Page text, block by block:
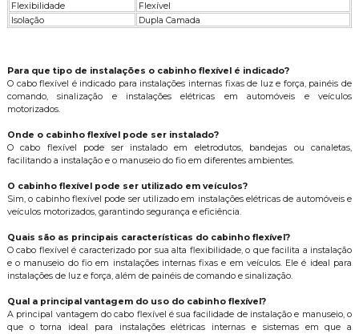
Flexibilidade
Flexível
Isolação
Dupla Camada
Para que tipo de instalações o cabinho flexível é indicado?
O cabo flexível é indicado para instalações internas fixas de luz e força, painéis de
comando, sinalização e instalações elétricas em automóveis e veículos
motorizados.
Onde o cabinho flexível pode ser instalado?
O cabo flexível pode ser instalado em eletrodutos, bandejas ou canaletas,
facilitando a instalação e o manuseio do fio em diferentes ambientes.
O cabinho flexível pode ser utilizado em veículos?
Sim, o cabinho flexível pode ser utilizado em instalações elétricas de automóveis e
veículos motorizados, garantindo segurança e eficiência.
Quais são as principais características do cabinho flexível?
O cabo flexível é caracterizado por sua alta flexibilidade, o que facilita a instalação
e o manuseio do fio em instalações internas fixas e em veículos. Ele é ideal para
instalações de luz e força, além de painéis de comando e sinalização.
Qual a principal vantagem do uso do cabinho flexível?
A principal vantagem do cabo flexível é sua facilidade de instalação e manuseio, o
que o torna ideal para instalações elétricas internas e sistemas em que a